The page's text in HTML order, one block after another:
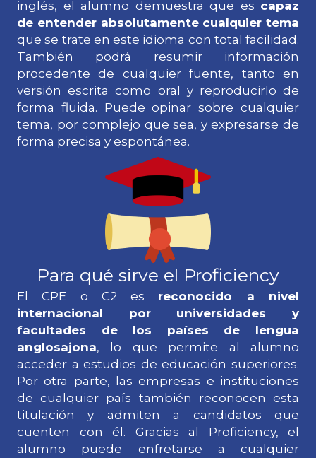
inglés, el alumno demuestra que es capaz
de entender absolutamente cualquier tema
que se trate en este idioma con total facilidad.
También podrá resumir información
procedente de cualquier fuente, tanto en
versión escrita como oral y reproducirlo de
forma fluida. Puede opinar sobre cualquier
tema, por complejo que sea, y expresarse de
forma precisa y espontánea.
Para qué sirve el Proficiency
El CPE o C2 es reconocido a nivel
internacional por universidades y
facultades de los países de lengua
anglosajona, lo que permite al alumno
acceder a estudios de educación superiores.
Por otra parte, las empresas e instituciones
de cualquier país también reconocen esta
titulación y admiten a candidatos que
cuenten con él. Gracias al Proficiency, el
alumno puede enfretarse a cualquier